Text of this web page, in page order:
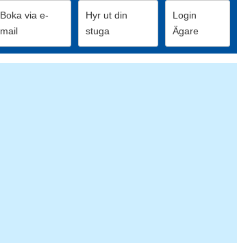
Boka via e-
mail
Hyr ut din
stuga
Login
Ägare